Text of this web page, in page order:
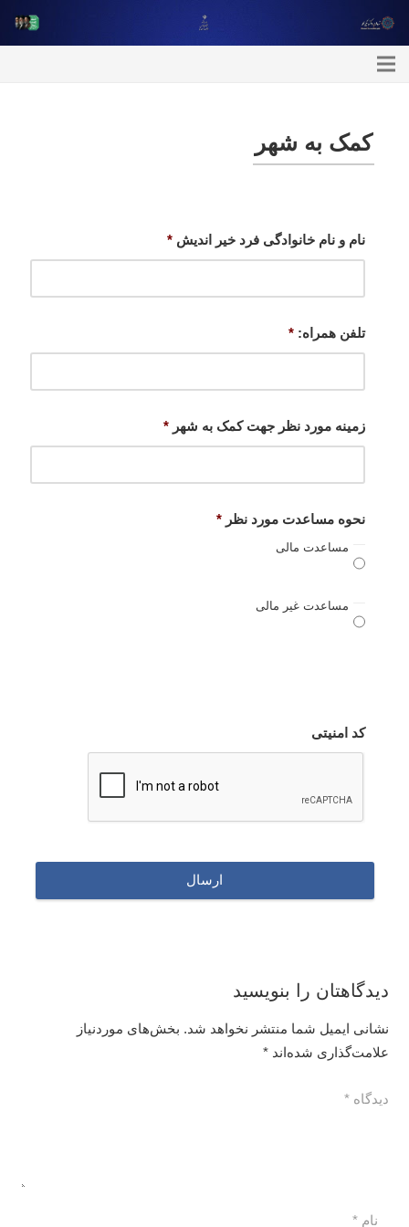
کمک به شهر
نام و نام خانوادگی فرد خیر اندیش *
تلفن همراه: *
زمینه مورد نظر جهت کمک به شهر *
نحوه مساعدت مورد نظر *
مساعدت مالی
مساعدت غیر مالی
کد امنیتی
دیدگاهتان را بنویسید
نشانی ایمیل شما منتشر نخواهد شد. بخش‌های موردنیاز
علامت‌گذاری شده‌اند*